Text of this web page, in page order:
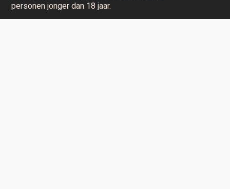
personen jonger dan 18 jaar.